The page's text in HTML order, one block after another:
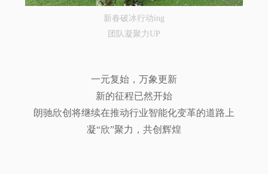
新春破冰行动ing
团队凝聚力UP
一元复始，万象更新
新的征程已然开始
朗驰欣创将继续在推动行业智能化变革的道路上
凝“欣”聚力，共创辉煌